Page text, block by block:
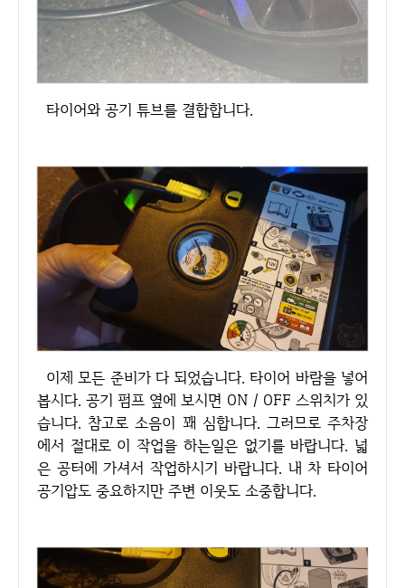
타이어와 공기 튜브를 결합합니다.
이제 모든 준비가 다 되었습니다. 타이어 바람을 넣어
봅시다. 공기 펌프 옆에 보시면 ON / OFF 스위치가 있
습니다. 참고로 소음이 꽤 심합니다. 그러므로 주차장
에서 절대로 이 작업을 하는일은 없기를 바랍니다. 넓
은 공터에 가셔서 작업하시기 바랍니다. 내 차 타이어
공기압도 중요하지만 주변 이웃도 소중합니다.